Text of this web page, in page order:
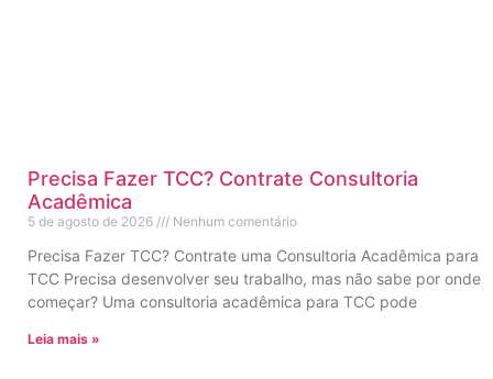
Precisa Fazer TCC? Contrate Consultoria
Acadêmica
5 de agosto de 2026 Nenhum comentário
Precisa Fazer TCC? Contrate uma Consultoria Acadêmica para
TCC Precisa desenvolver seu trabalho, mas não sabe por onde
começar? Uma consultoria acadêmica para TCC pode
Leia mais »